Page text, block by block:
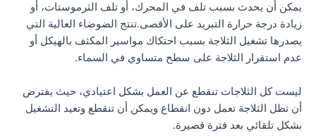
يمكن أن يحدث بسبب تلف في المحرك، أو تلف الثرموستات، أو
زيادة درجة حرارة التبريد على الأقصى.تنتج الضوضاء العالية التي
يصدرها تشغيل الثلاجة بسبب احتكاك مواسير المكثف بالهيكل أو
عدم استقرار الثلاجة على سطح متساوي في السماء.
ليست كل الثلاجات تنقطع عن العمل بشكل اعتيادي، حيث يفترض
أن تظل الثلاجة تعمل دون انقطاع ويمكن أن تنقطع وتعيد التشغيل
بشكل تلقائي بعد فترة قصيرة.